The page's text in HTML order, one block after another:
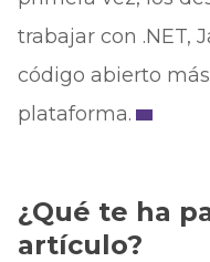
trabajar con .NET,
código abierto
plataforma.
¿Qué te ha
artículo?